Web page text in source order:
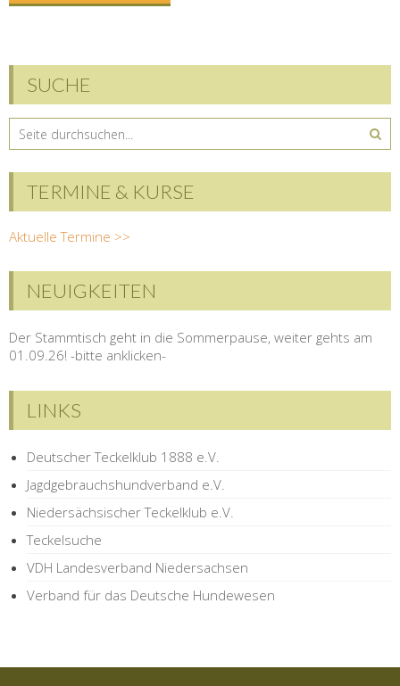
SUCHE
TERMINE & KURSE
Aktuelle Termine >>
NEUIGKEITEN
Der Stammtisch geht in die Sommerpause, weiter gehts am
01.09.26! -bitte anklicken-
LINKS
Deutscher Teckelklub 1888 e.V.
Jagdgebrauchshundverband e.V.
Niedersächsischer Teckelklub e.V.
Teckelsuche
VDH Landesverband Niedersachsen
Verband für das Deutsche Hundewesen